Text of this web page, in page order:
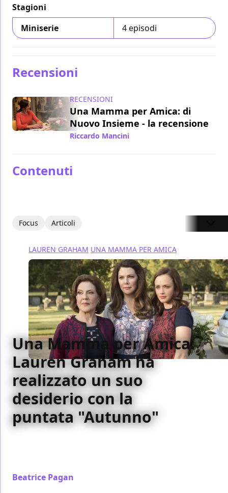
Stagioni
Miniserie
4 episodi
Recensioni
RECENSIONI
Una Mamma per Amica: di
Nuovo Insieme - la recensione
Riccardo Mancini
Contenuti
Focus Articoli
LAUREN GRAHAM UNA MAMMA PER AMICA
Una Mamma per Amica:
Lauren Graham ha
realizzato un suo
desiderio con la
puntata "Autunno"
Beatrice Pagan